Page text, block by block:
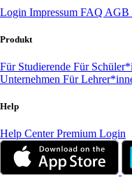
Login Impressum FAQ AGB
Produkt
Für Studierende Für
Unternehmen Für
Help
Help CenterPremium Login